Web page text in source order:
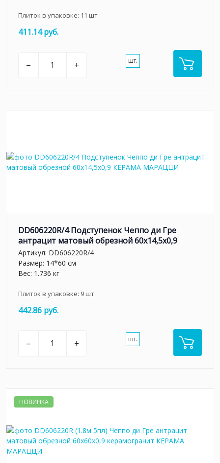
Плиток в упаковке: 11 шт
411.14 руб.
– + шт.
DD606220R/4 Подступенок Чеппо ди Гре
антрацит матовый обрезной 60x14,5x0,9
Артикул: DD606220R/4
Размер: 14*60 см
Вес: 1.736 кг
Плиток в упаковке: 9шт
442.86 руб.
– + шт.
НОВИНКА